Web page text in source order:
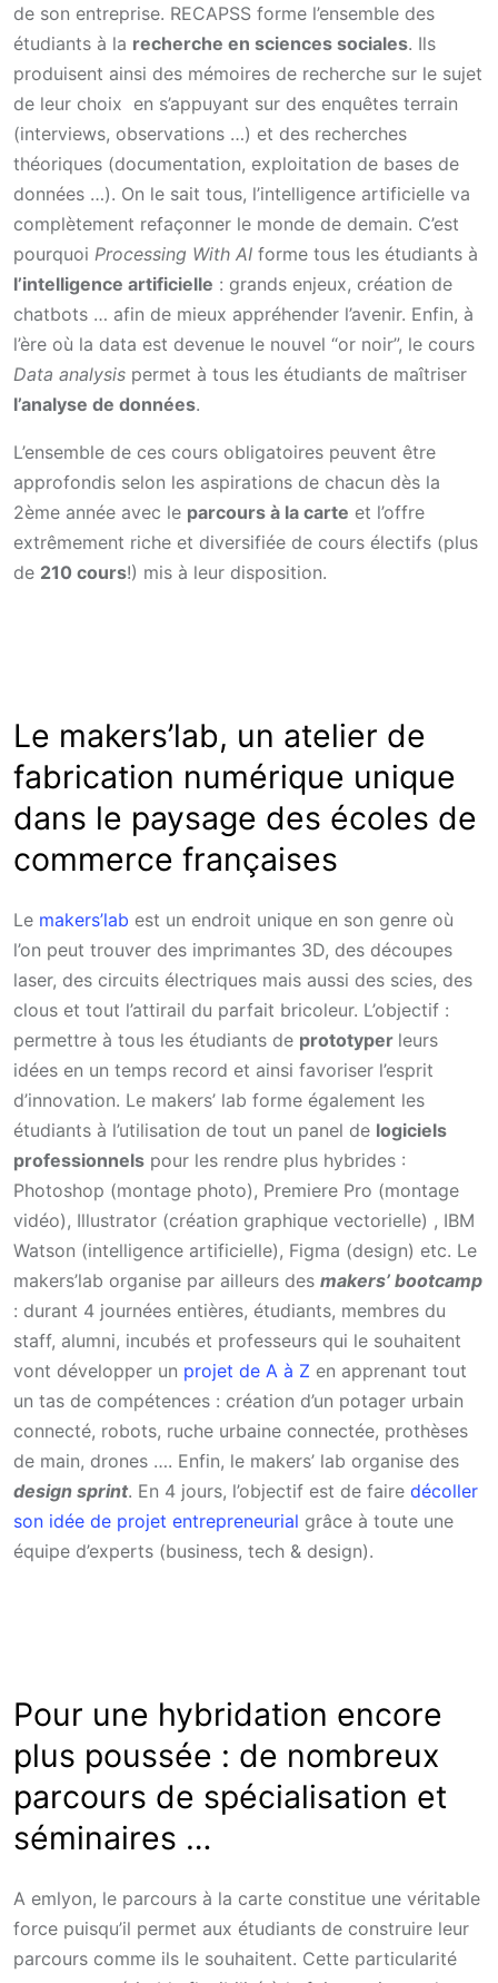
de son entreprise. RECAPSS forme l’ensemble des
étudiants à la recherche en sciences sociales. Ils
produisent ainsi des mémoires de recherche sur le sujet
de leur choix en s’appuyant sur des enquêtes terrain
(interviews, observations …) et des recherches
théoriques (documentation, exploitation de bases de
données …). On le sait tous, l’intelligence artificielle va
complètement refaçonner le monde de demain. C’est
pourquoi Processing With AI forme tous les étudiants à
l’intelligence artificielle : grands enjeux, création de
chatbots … afin de mieux appréhender l’avenir. Enfin, à
l’ère où la data est devenue le nouvel “or noir”, le cours
Data analysis permet à tous les étudiants de maîtriser
l’analyse de données.
L’ensemble de ces cours obligatoires peuvent être
approfondis selon les aspirations de chacun dès la
2ème année avec le parcours à la carte et l’offre
extrêmement riche et diversifiée de cours électifs (plus
de 210 cours!) mis à leur disposition.
Le makers’lab, un atelier de
fabrication numérique unique
dans le paysage des écoles de
commerce françaises
Le makers’lab est un endroit unique en son genre où
l’on peut trouver des imprimantes 3D, des découpes
laser, des circuits électriques mais aussi des scies, des
clous et tout l’attirail du parfait bricoleur. L’objectif :
permettre à tous les étudiants de prototyper leurs
idées en un temps record et ainsi favoriser l’esprit
d’innovation. Le makers’ lab forme également les
étudiants à l’utilisation de tout un panel de logiciels
professionnels pour les rendre plus hybrides :
Photoshop (montage photo), Premiere Pro (montage
vidéo), Illustrator (création graphique vectorielle) , IBM
Watson (intelligence artificielle), Figma (design) etc. Le
makers’lab organise par ailleurs des makers’ bootcamp
: durant 4 journées entières, étudiants, membres du
staff, alumni, incubés et professeurs qui le souhaitent
vont développer un projet de A à Z en apprenant tout
un tas de compétences : création d’un potager urbain
connecté, robots, ruche urbaine connectée, prothèses
de main, drones …. Enfin, le makers’ lab organise des
design sprint. En 4 jours, l’objectif est de faire décoller
son idée de projet entrepreneurial grâce à toute une
équipe d’experts (business, tech & design).
Pour une hybridation encore
plus poussée : de nombreux
parcours de spécialisation et
séminaires …
A emlyon, le parcours à la carte constitue une véritable
force puisqu’il permet aux étudiants de construire leur
parcours comme ils le souhaitent. Cette particularité